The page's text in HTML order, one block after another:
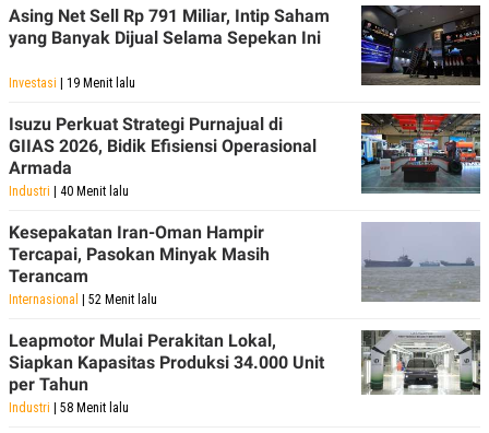
Asing Net Sell Rp 791 Miliar, Intip Saham
yang Banyak Dijual Selama Sepekan Ini
Investasi | 19 Menit lalu
Isuzu Perkuat Strategi Purnajual di
GIIAS 2026, Bidik Efisiensi Operasional
Armada
Industri | 40 Menit lalu
Kesepakatan Iran-Oman Hampir
Tercapai, Pasokan Minyak Masih
Terancam
Internasional | 52 Menit lalu
Leapmotor Mulai Perakitan Lokal,
Siapkan Kapasitas Produksi 34.000 Unit
per Tahun
Industri | 58 Menit lalu